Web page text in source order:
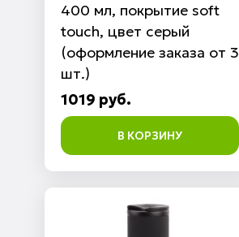
400 мл, покрытие soft
touch, цвет серый
(оформление заказа от 3
шт.)
1019 руб.
В КОРЗИНУ